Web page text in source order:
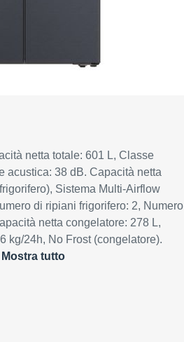
netta totale: 601 L, Classe
acustica: 38 dB. Capacità netta
Sistema Multi-Airflow
di ripiani frigorifero: 2, Numero
netta congelatore: 278 L,
kg/24h, No Frost (congelatore).
Mostra tutto